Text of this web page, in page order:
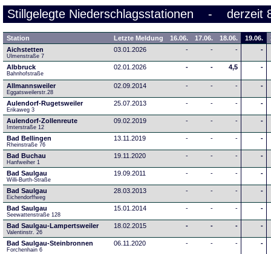
Stillgelegte Niederschlagsstationen - derzeit
Station Letzte Meldung 16.06. 17.06. 18.06. 19.06.
Aichstetten
Ulmenstraße 7
03.01.2026 - - - -
Albbruck
Bahnhofstraße
02.01.2026 - - 4,5 -
Allmannsweiler
Eggatsweilerstr.28
02.09.2014 - - - -
Aulendorf-Rugetsweiler
Erikaweg 3
25.07.2013 - - - -
Aulendorf-Zollenreute
Imterstraße 12
09.02.2019 - - - -
Bad Bellingen
Rheinstraße 76
13.11.2019 - - - -
Bad Buchau
Hanfweiher 1
19.11.2020 - - - -
Bad Saulgau
Willi-Burth-Straße
19.09.2011 - - - -
Bad Saulgau
Eichendorffweg
28.03.2013 - - - -
Bad Saulgau
Seewattenstraße 128
15.01.2014 - - - -
Bad Saulgau-Lampertsweiler
Valentinstr. 26
18.02.2015 - - - -
Bad Saulgau-Steinbronnen
Forchenhain 6
06.11.2020 - - - -